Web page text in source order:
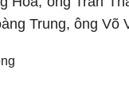
Trung, ông Võ